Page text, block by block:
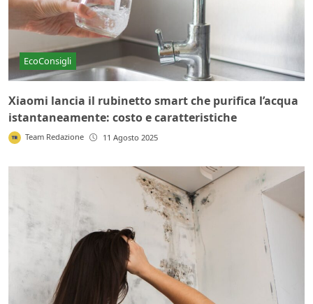
EcoConsigli
Xiaomi lancia il rubinetto smart che purifica l’acqua
istantaneamente: costo e caratteristiche
Team Redazione 11 Agosto 2025